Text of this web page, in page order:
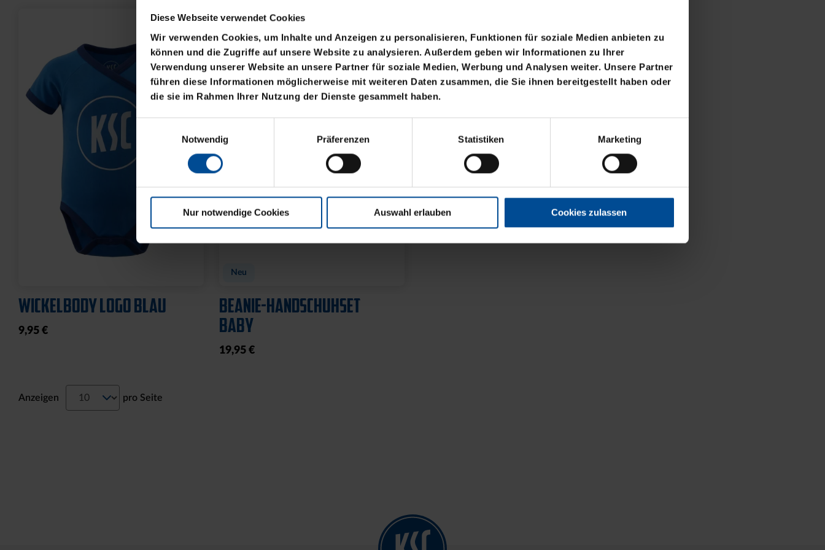
Diese Webseite verwendet Cookies
Wir verwenden Cookies, um Inhalte und Anzeigen zu personalisieren, Funktionen für soziale Medien anbieten zu
können und die Zugriffe auf unsere Website zu analysieren. Außerdem geben wir Informationen zu Ihrer
Verwendung unserer Website an unsere Partner für soziale Medien, Werbung und Analysen weiter. Unsere Partner
führen diese Informationen möglicherweise mit weiteren Daten zusammen, die Sie ihnen bereitgestellt haben oder
die sie im Rahmen Ihrer Nutzung der Dienste gesammelt haben.
Notwendig
Präferenzen Statistiken Marketing
Nur notwendige Cookies Auswahl erlauben Cookies zulassen
WICKELBODY LOGO BLAU
9,95 €
Neu
BEANIE-HANDSCHUHSET
BABY
19,95 €
Anzeigen pro Seite